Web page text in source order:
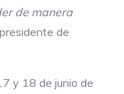
de manera
de
y 18 de junio de